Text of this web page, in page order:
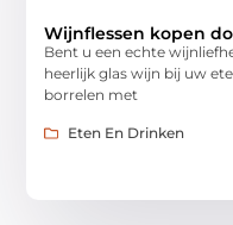
Wijnflessen kopen
Bent u een echte
heerlijk glas wijn bij uw
borrelen met
Eten En Drinken